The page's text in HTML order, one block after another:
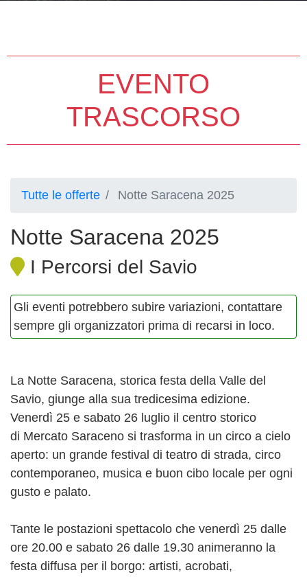
EVENTO
TRASCORSO
Tutte le offerte Notte Saracena 2025
Notte Saracena 2025
I Percorsi del Savio
Gli eventi potrebbero subire variazioni, contattare
sempre gli organizzatori prima di recarsi in loco.
La Notte Saracena, storica festa della Valle del
Savio, giunge alla sua tredicesima edizione.
Venerdì 25 e sabato 26 luglio il centro storico
di Mercato Saraceno si trasforma in un circo a cielo
aperto: un grande festival di teatro di strada, circo
contemporaneo, musica e buon cibo locale per ogni
gusto e palato.
Tante le postazioni spettacolo che venerdì 25 dalle
ore 20.00 e sabato 26 dalle 19.30 animeranno la
festa diffusa per il borgo: artisti, acrobati,